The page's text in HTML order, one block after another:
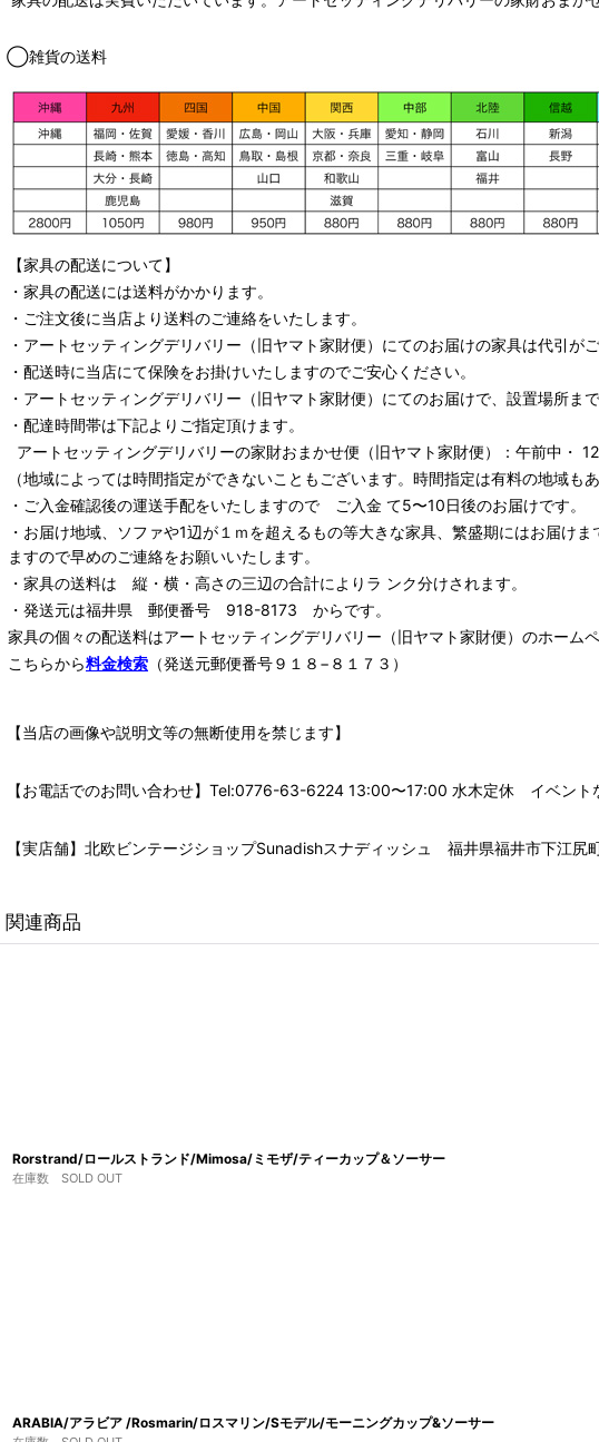
◯雑貨の送料
【家具の配送について】
・家具の配送には送料がかかります。
・ご注文後に当店より送料のご連絡をいたします。
・ アートセッティングデリバリー （旧ヤマト家財便） にてのお届けの家具は代引が
・配送時に当店にて保険をお掛けいたしますのでご安心ください。
・ アートセッティングデリバリー （旧ヤマト家財便） にてのお届けで、設置場所ま
・配達時間帯は下記よりご指定頂けます。
アートセッティングデリバリーの家財おまかせ便 （旧ヤマト家財便）：午前中・
（地域によっては時間指定ができないこともございます。時間指定は有料の地域もあ
・ご入金確認後の運送手配をいたしますので ご入金 て5〜10日後のお届けです。
・お届け地域、ソファや1辺が１ｍを超えるもの等大きな家具、繁盛期にはお届け
ますので早めのご連絡をお願いいたします。
・家具の送料は 縦・横・高さの三辺の合計によりラ ンク分けされます。
・発送元は福井県 郵便番号 918-8173 からです。
家具の個々の配送料はアートセッティングデリバリー （旧ヤマト家財便） のホーム
こちらから料金検索 （発送元郵便番号９１８−８１７３）
【当店の画像や説明文等の無断使用を禁じます】
【お電話でのお問い合わせ】Tel:0776-63-6224 13:00〜17:00 水木定休 イベント
【実店舗】北欧ビンテージショップSunadishスナディッシュ 福井県福井市下江尻
関連商品
Rorstrand/ロールストランド/Mimosa/ミモザ/ティーカップ＆ソーサー
在庫数 SOLD OUT
ARABIA/アラビア /Rosmarin/ロスマリン/Sモデル/モーニングカップ&ソーサー